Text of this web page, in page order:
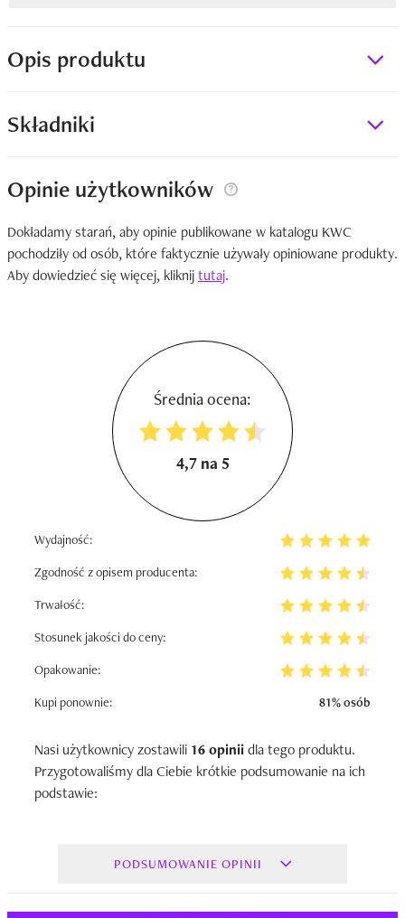
Opis produktu
Składniki
Opinie użytkowników
Dokładamy starań, aby opinie publikowane w katalogu KWC
pochodziły od osób, które faktycznie używały opiniowane produkty.
Aby dowiedzieć się więcej, kliknijtutaj.
Średnia ocena:
4,7 na 5
Wydajność:
Zgodność z opisem producenta:
Trwałość:
Stosunek jakości do ceny:
Opakowanie:
Kupi ponownie:
81% osób
Nasi użytkownicy zostawili 16 opiniidla tego produktu.
Przygotowaliśmy dla Ciebie krótkie podsumowanie na ich
podstawie:
PODSUMOWANIE OPINII